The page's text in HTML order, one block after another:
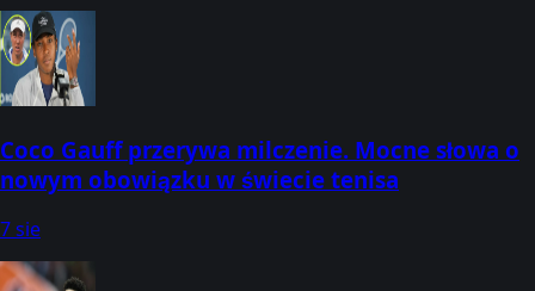
Coco Gauff przerywa milczenie. Mocne słowa o
nowym obowiązku w świecie tenisa
7 sie